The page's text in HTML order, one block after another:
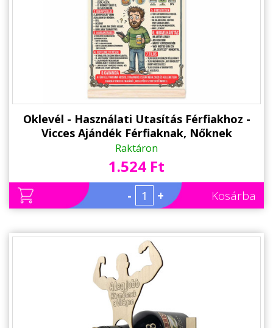
Oklevél - Használati Utasítás Férfiakhoz -
Vicces Ajándék Férfiaknak, Nőknek
Raktáron
1.524 Ft
- + Kosárba